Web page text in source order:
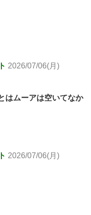
2026/07/06(月)
はムーアは空いてなか
2026/07/06(月)